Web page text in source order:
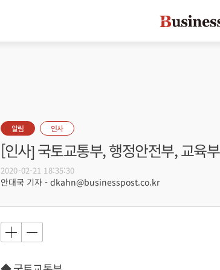
알림 인사
[인사] 국토교통부, 행정안전부, 교육부
2020-02-21 18:35:30
안대국 기자 - dkahn@businesspost.co.kr